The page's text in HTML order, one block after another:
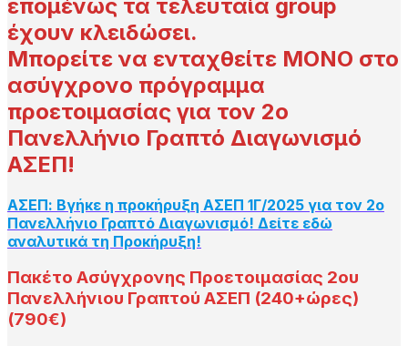
επομένως τα τελευταία group
έχουν κλειδώσει.
Mπορείτε να ενταχθείτε ΜΟΝΟ στο
ασύγχρονο πρόγραμμα
προετοιμασίας για τον 2ο
Πανελλήνιο Γραπτό Διαγωνισμό
ΑΣΕΠ!
ΑΣΕΠ: Βγήκε η προκήρυξη ΑΣΕΠ 1Γ/2025 για τον 2ο
Πανελλήνιο Γραπτό Διαγωνισμό! Δείτε εδώ
αναλυτικά τη Προκήρυξη!
Πακέτο Ασύγχρονης Προετοιμασίας 2ου
Πανελλήνιου Γραπτού ΑΣΕΠ (240+ώρες)
(790€)